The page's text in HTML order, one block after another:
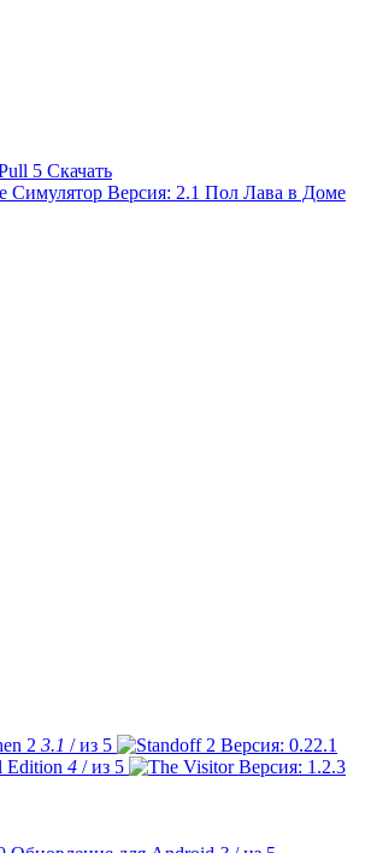
5 Скачать
Пол Лава в Доме
2 3.1 / из 5
Edition 4 / из 5